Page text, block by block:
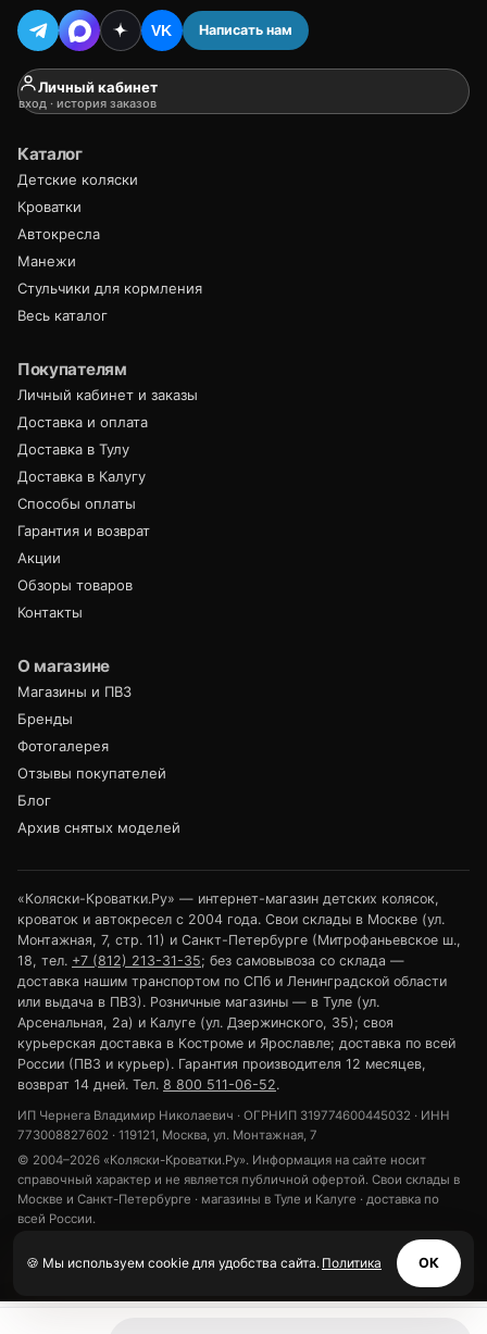
🍪 Мы используем cookie для удобства сайта. Политика ОК
VK Написать нам
Личный кабинет
вход · история заказов
Каталог
Детские коляски
Кроватки
Автокресла
Манежи
Стульчики для кормления
Весь каталог
Покупателям
Личный кабинет и заказы
Доставка и оплата
Доставка в Тулу
Доставка в Калугу
Способы оплаты
Гарантия и возврат
Акции
Обзоры товаров
Контакты
О магазине
Магазины и ПВЗ
Бренды
Фотогалерея
Отзывы покупателей
Блог
Архив снятых моделей
«Коляски-Кроватки.Ру» — интернет-магазин детских колясок,
кроваток и автокресел с 2004 года. Свои склады в Москве (ул.
Монтажная, 7, стр. 11) и Санкт-Петербурге (Митрофаньевское ш.,
18, тел. +7 (812) 213-31-35; без самовывоза со склада —
доставка нашим транспортом по СПб и Ленинградской области
или выдача в ПВЗ). Розничные магазины — в Туле (ул.
Арсенальная, 2а) и Калуге (ул. Дзержинского, 35); своя
курьерская доставка в Костроме и Ярославле; доставка по всей
России (ПВЗ и курьер). Гарантия производителя 12 месяцев,
возврат 14 дней. Тел. 8 800 511-06-52.
ИП Чернега Владимир Николаевич · ОГРНИП 319774600445032 · ИНН
773008827602 · 119121, Москва, ул. Монтажная, 7
© 2004–2026 «Коляски-Кроватки.Ру». Информация на сайте носит
справочный характер и не является публичной офертой. Свои склады в
Москве и Санкт-Петербурге · магазины в Туле и Калуге · доставка по
всей России.
Обработка персональных данных
Использование cookie